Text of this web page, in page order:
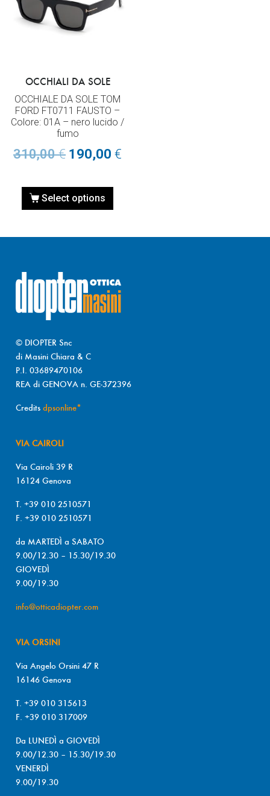
OCCHIALI DA SOLE
OCCHIALE DA SOLE TOM
FORD FT0711 FAUSTO –
Colore: 01A – nero lucido /
fumo
310,00€ 190,00 €
Select options
© DIOPTER Snc
di Masini Chiara & C
P.I. 03689470106
REA di GENOVA n. GE-372396
Credits dpsonline*
VIA CAIROLI
Via Cairoli 39 R
16124 Genova
T. +39 010 2510571
F. +39 010 2510571
da MARTEDÌ a SABATO
9.00/12.30 – 15.30/19.30
GIOVEDÌ
9.00/19.30
info@otticadiopter.com
VIA ORSINI
Via Angelo Orsini 47 R
16146 Genova
T. +39 010 315613
F. +39 010 317009
Da LUNEDÌ a GIOVEDÌ
9.00/12.30 – 15.30/19.30
VENERDÌ
9.00/19.30